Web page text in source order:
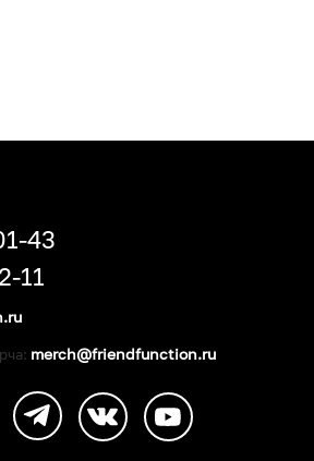
43
11
merch@friendfunction.ru